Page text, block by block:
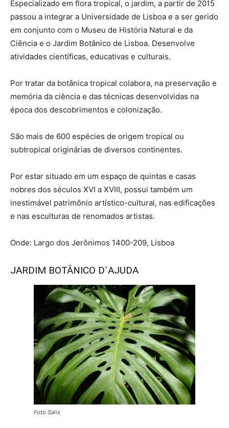
Especializado em flora tropical, o jardim, a partir de 2015
passou a integrar a Universidade de Lisboa e a ser gerido
em conjunto com o Museu de História Natural e da
Ciência e o Jardim Botânico de Lisboa. Desenvolve
atividades científicas, educativas e culturais.
Por tratar da botânica tropical colabora, na preservação e
memória da ciência e das técnicas desenvolvidas na
época dos descobrimentos e colonização.
São mais de 600 espécies de origem tropical ou
subtropical originárias de diversos continentes.
Por estar situado em um espaço de quintas e casas
nobres dos séculos XVI a XVIII, possui também um
inestimável patrimônio artístico-cultural, nas edificações
e nas esculturas de renomados artistas.
Onde: Largo dos Jerônimos 1400-209, Lisboa
JARDIM BOTÂNICO D`AJUDA
Foto Salix